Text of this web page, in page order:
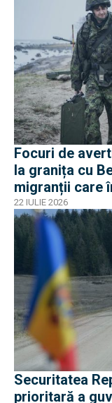
Focuri de
la granița cu
migranții care
22 IULIE 2026
Securitatea
prioritară a